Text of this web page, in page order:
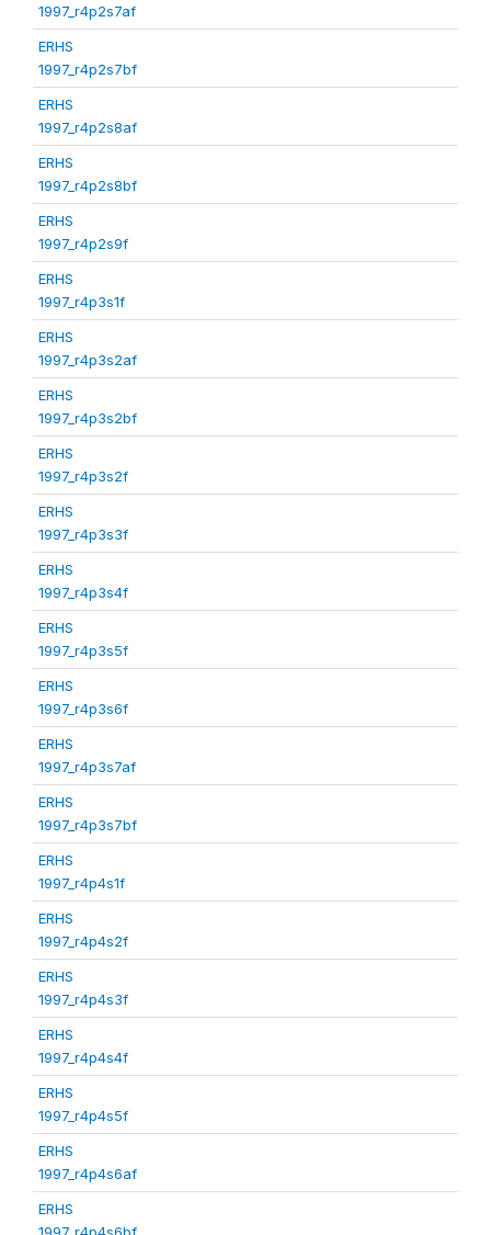
1997_r4p2s7af
ERHS
1997_r4p2s7bf
ERHS
1997_r4p2s8af
ERHS
1997_r4p2s8bf
ERHS
1997_r4p2s9f
ERHS
1997_r4p3s1f
ERHS
1997_r4p3s2af
ERHS
1997_r4p3s2bf
ERHS
1997_r4p3s2f
ERHS
1997_r4p3s3f
ERHS
1997_r4p3s4f
ERHS
1997_r4p3s5f
ERHS
1997_r4p3s6f
ERHS
1997_r4p3s7af
ERHS
1997_r4p3s7bf
ERHS
1997_r4p4s1f
ERHS
1997_r4p4s2f
ERHS
1997_r4p4s3f
ERHS
1997_r4p4s4f
ERHS
1997_r4p4s5f
ERHS
1997_r4p4s6af
ERHS
1997_r4p4s6bf